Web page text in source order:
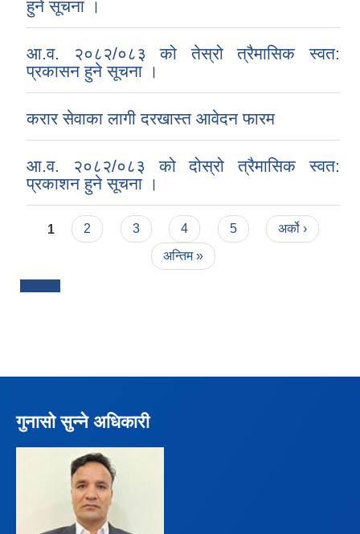
हुने सूचना ।
आ.व. २०८२/०८३ को तेस्रो त्रैमासिक स्वत:
प्रकासन हुने सूचना ।
करार सेवाका लागी दरखास्त आवेदन फारम
आ.व. २०८२/०८३ को दोस्रो त्रैमासिक स्वत:
प्रकाशन हुने सूचना ।
Pages
1 2 3 4 5
अर्को ›
अन्तिम »
गुनासो सुन्ने अधिकारी